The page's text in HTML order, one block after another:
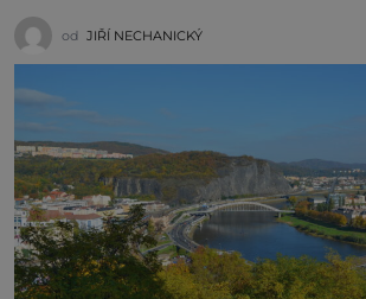
od JIŘÍ NECHANICKÝ